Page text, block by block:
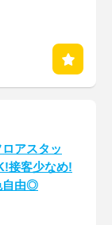
ロアスタッ
接客少なめ!
自由◎